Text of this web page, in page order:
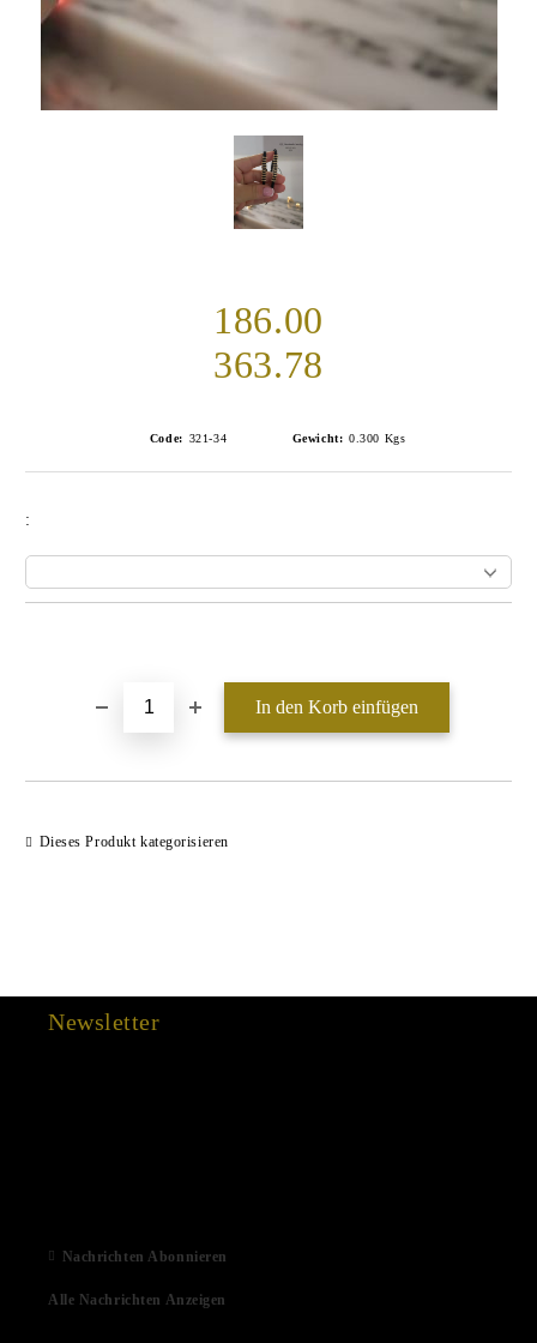
186.00
363.78
Code: 321-34 Gewicht: 0.300 Kgs
:
Dieses Produkt kategorisieren
Newsletter
Nachrichten Abonnieren
Alle Nachrichten Anzeigen